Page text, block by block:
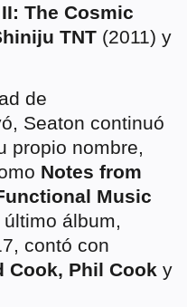
The Cosmic
TNT (2011) y
de
Seaton continuó
propio nombre,
Notes from
Music
álbum,
contó con
Cook, Phil Cook y